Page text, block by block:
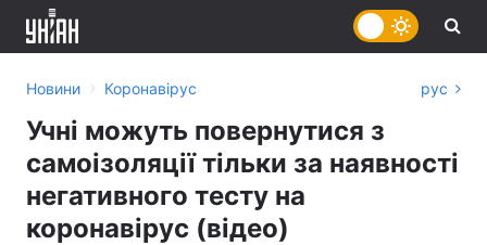
Новини › Коронавірус рус
Учні можуть повернутися з
самоізоляції тільки за наявності
негативного тесту на
коронавірус (відео)